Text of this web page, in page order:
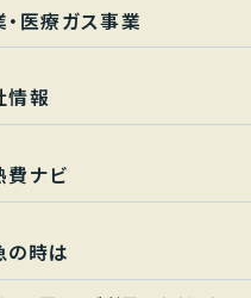
・医療ガス事業
情報
費ナビ
の時は